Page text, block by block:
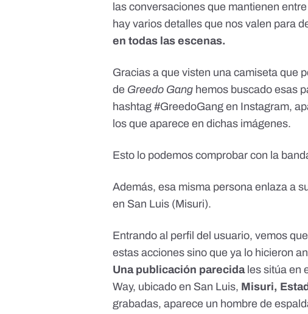
las conversaciones que mantienen
hay varios detalles que nos valen para
en todas las escenas.
Gracias a que visten una camiseta que
de Greedo Gang hemos buscado esas
hashtag #GreedoGang en Instagram,
los que aparece en dichas imágenes.
Esto lo podemos comprobar con la
Además, esa misma persona enlaza a
en San Luis (Misuri).
Entrando al perfil del usuario, vemos
estas acciones sino que ya lo hicieron
Una publicación parecidales sitúa en
Way, ubicado en San Luis, Misuri,
grabadas, aparece un hombre de